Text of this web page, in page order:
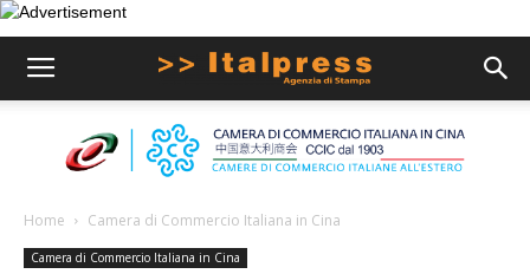
Home Camera di Commercio Italiana in Cina
Camera di Commercio Italiana in Cina